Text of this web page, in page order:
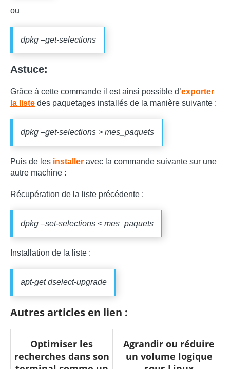
ou
dpkg –get-selections
Astuce:
Grâce à cette commande il est ainsi possible d’exporter
la liste des paquetages installés de la manière suivante :
dpkg –get-selections > mes_paquets
Puis de les installer avec la commande suivante sur une
autre machine :
Récupération de la liste précédente :
dpkg –set-selections < mes_paquets
Installation de la liste :
apt-get dselect-upgrade
Autres articles en lien :
Optimiser les
recherches dans son
Agrandir ou réduire
un volume logique